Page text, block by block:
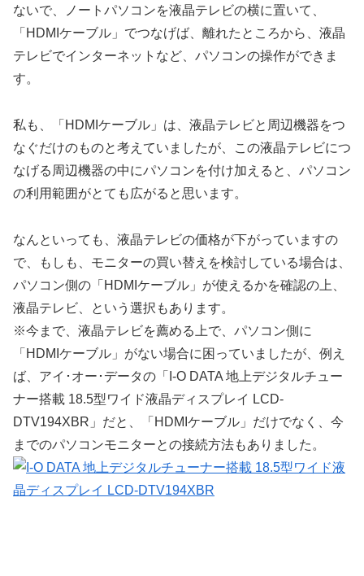
ないで、ノートパソコンを液晶テレビの横に置いて、
「HDMIケーブル」でつなげば、離れたところから、液晶
テレビでインターネットなど、パソコンの操作ができま
す。
私も、「HDMIケーブル」は、液晶テレビと周辺機器をつ
なぐだけのものと考えていましたが、この液晶テレビにつ
なげる周辺機器の中にパソコンを付け加えると、パソコン
の利用範囲がとても広がると思います。
なんといっても、液晶テレビの価格が下がっていますの
で、もしも、モニターの買い替えを検討している場合は、
パソコン側の「HDMIケーブル」が使えるかを確認の上、
液晶テレビ、という選択もあります。
※今まで、液晶テレビを薦める上で、パソコン側に
「HDMIケーブル」がない場合に困っていましたが、例え
ば、アイ･オー･データの「I-O DATA 地上デジタルチュー
ナー搭載 18.5型ワイド液晶ディスプレイ LCD-
DTV194XBR」だと、「HDMIケーブル」だけでなく、今
までのパソコンモニターとの接続方法もありました。